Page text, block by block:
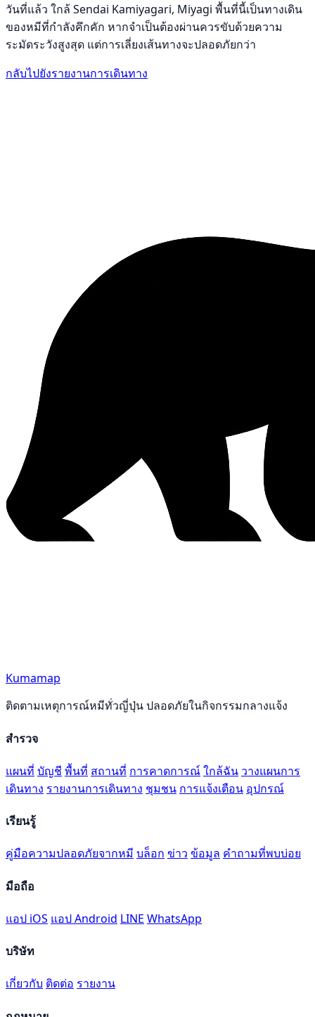
วันที่แล้ว ใกล้ Sendai Kamiyagari, Miyagi พื้นที่นี้เป็นทางเดิน
ของหมีที่กำลังคึกคัก หากจำเป็นต้องผ่านควรขับด้วยความ
ระมัดระวังสูงสุด แต่การเลี่ยงเส้นทางจะปลอดภัยกว่า
กลับไปยังรายงานการเดินทาง
Kumamap
ติดตามเหตุการณ์หมีทั่วญี่ปุ่น ปลอดภัยในกิจกรรมกลางแจ้ง
สำรวจ
แผนที่ บัญชี พื้นที่ สถานที่ การคาดการณ์ใกล้ฉัน วางแผนการ
เดินทาง รายงานการเดินทาง ชุมชน การแจ้งเตือน อุปกรณ์
เรียนรู้
คู่มือความปลอดภัยจากหมี บล็อก ข่าว ข้อมูล คำถามที่พบบ่อย
มือถือ
แอป iOS แอป Android LINE WhatsApp
บริษัท
เกี่ยวกับ ติดต่อ รายงาน